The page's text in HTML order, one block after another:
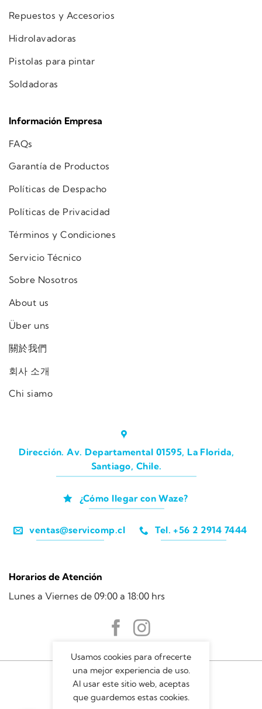
Repuestos y Accesorios
Hidrolavadoras
Pistolas para pintar
Soldadoras
Información Empresa
FAQs
Garantía de Productos
Políticas de Despacho
Políticas de Privacidad
Términos y Condiciones
Servicio Técnico
Sobre Nosotros
About us
Über uns
關於我們
회사 소개
Chi siamo
Dirección. Av. Departamental 01595, La Florida,
Santiago, Chile.
¿Cómo llegar con Waze?
ventas@servicomp.cl Tel. +56 2 2914 7444
Horarios de Atención
Lunes a Viernes de 09:00 a 18:00 hrs
Usamos cookies para ofrecerte
una mejor experiencia de uso.
Al usar este sitio web, aceptas
que guardemos estas cookies.